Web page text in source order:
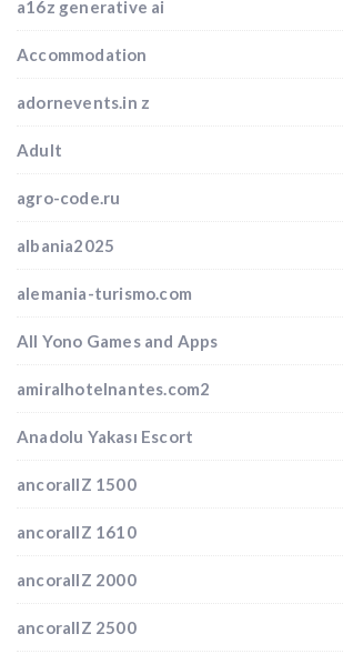
a16z generative ai
Accommodation
adornevents.in z
Adult
agro-code.ru
albania2025
alemania-turismo.com
All Yono Games and Apps
amiralhotelnantes.com2
Anadolu Yakası Escort
ancorallZ 1500
ancorallZ 1610
ancorallZ 2000
ancorallZ 2500